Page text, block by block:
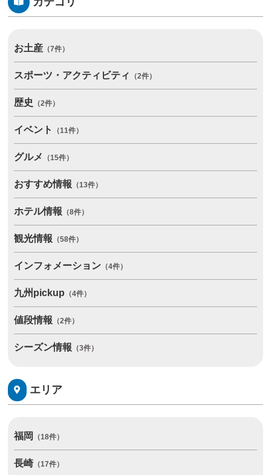
お土産 （7件）
スポーツ・アクティビティ （2件）
歴史 （2件）
イベント （11件）
グルメ （15件）
おすすめ情報 （13件）
ホテル情報 （8件）
観光情報 （58件）
インフォメーション （4件）
九州pickup （4件）
値段情報 （2件）
シーズン情報 （3件）
エリア
福岡 （18件）
長崎（17件）